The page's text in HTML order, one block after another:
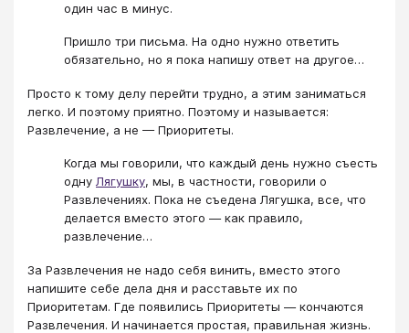
один час в минус.
Пришло три письма. На одно нужно ответить
обязательно, но я пока напишу ответ на другое…
Просто к тому делу перейти трудно, а этим заниматься
легко. И поэтому приятно. Поэтому и называется:
Развлечение, а не — Приоритеты.
Когда мы говорили, что каждый день нужно съесть
одну Лягушку, мы, в частности, говорили о
Развлечениях. Пока не съедена Лягушка, все, что
делается вместо этого — как правило,
развлечение…
За Развлечения не надо себя винить, вместо этого
напишите себе дела дня и расставьте их по
Приоритетам. Где появились Приоритеты — кончаются
Развлечения. И начинается простая, правильная жизнь.